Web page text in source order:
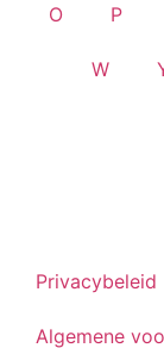
O P
W
Privacybeleid
Algemene